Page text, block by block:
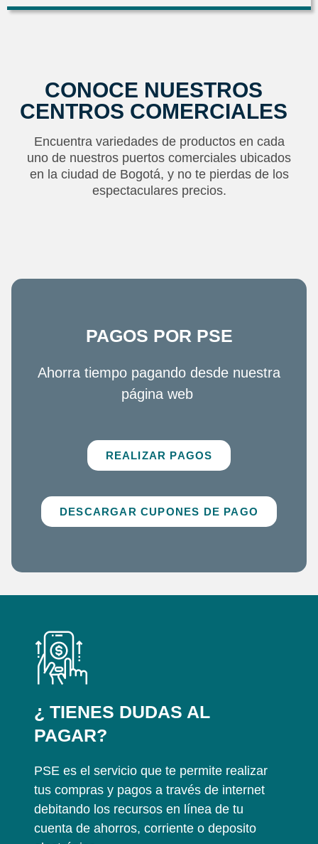
CONOCE NUESTROS
CENTROS COMERCIALES
Encuentra variedades de productos en cada
uno de nuestros puertos comerciales ubicados
en la ciudad de Bogotá, y no te pierdas de los
espectaculares precios.
PAGOS POR PSE
Ahorra tiempo pagando desde nuestra
página web
REALIZAR PAGOS
DESCARGAR CUPONES DE PAGO
¿ TIENES DUDAS AL
PAGAR?
PSE es el servicio que te permite realizar
tus compras y pagos a través de internet
debitando los recursos en línea de tu
cuenta de ahorros, corriente o deposito